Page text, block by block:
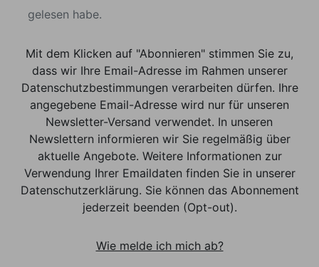
gelesen habe.
Mit dem Klicken auf "Abonnieren" stimmen Sie zu,
dass wir Ihre Email-Adresse im Rahmen unserer
Datenschutzbestimmungen verarbeiten dürfen. Ihre
angegebene Email-Adresse wird nur für unseren
Newsletter-Versand verwendet. In unseren
Newslettern informieren wir Sie regelmäßig über
aktuelle Angebote. Weitere Informationen zur
Verwendung Ihrer Emaildaten finden Sie in unserer
Datenschutzerklärung. Sie können das Abonnement
jederzeit beenden (Opt-out).
Wie melde ich mich ab?